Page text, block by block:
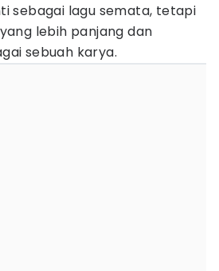
sebagai lagu semata, tetapi
lebih panjang dan
sebuah karya.